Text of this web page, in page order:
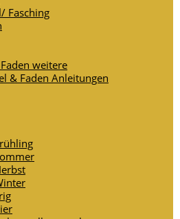
Fasching
weitere
& Faden Anleitungen